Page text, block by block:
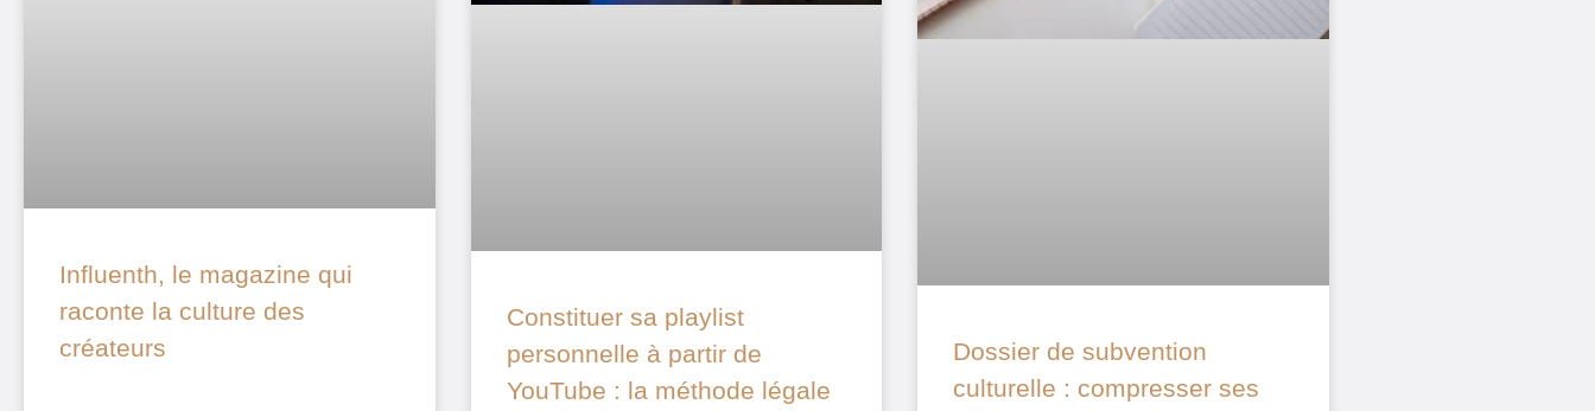
Influenth, le magazine qui
raconte la culture des
créateurs
Constituer sa playlist
personnelle à partir de
YouTube : la méthode légale
Dossier de subvention
culturelle : compresser ses